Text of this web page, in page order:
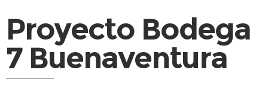
Proyecto Bodega
7 Buenaventura